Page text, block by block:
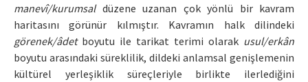
manevî/kurumsaldüzene uzanan çok yönlü bir kavram
haritasını görünür kılmıştır. Kavramın halk dilindeki
görenek/âdetboyutu ile tarikat terimi olarak usul/erkân
boyutu arasındaki süreklilik, dildeki anlamsal genişlemenin
kültürel yerleşiklik süreçleriyle birlikte ilerlediğini